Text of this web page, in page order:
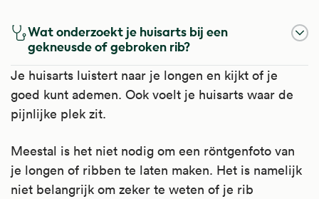
Wat onderzoekt je huisarts bij een
gekneusde of gebroken rib?
Je huisarts luistert naar je longen en kijkt of je
goed kunt ademen. Ook voelt je huisarts waar de
pijnlijke plek zit.
Meestal is het niet nodig om een röntgenfoto van
je longen of ribben te laten maken. Het is namelijk
niet belangrijk om zeker te weten of je rib